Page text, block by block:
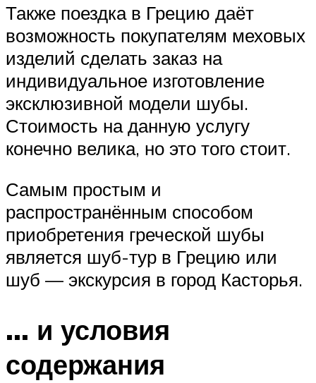
Также поездка в Грецию даёт
возможность покупателям меховых
изделий сделать заказ на
индивидуальное изготовление
эксклюзивной модели шубы.
Стоимость на данную услугу
конечно велика, но это того стоит.
Самым простым и
распространённым способом
приобретения греческой шубы
является шуб-тур в Грецию или
шуб — экскурсия в город Касторья.
… и условия
содержания